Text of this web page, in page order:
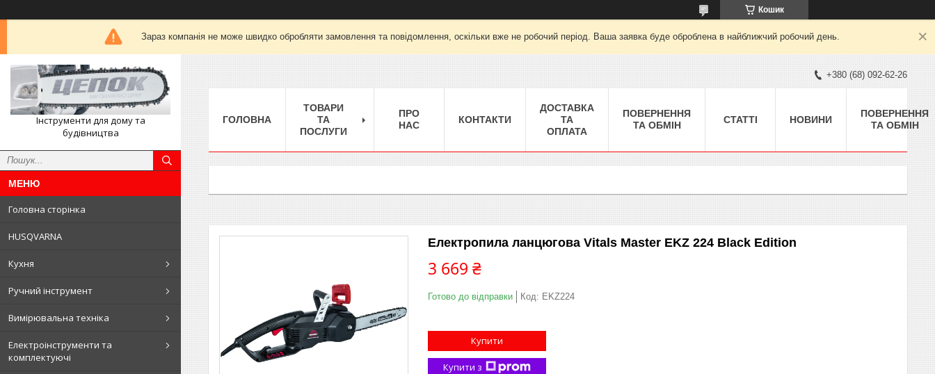
Кошик
Зараз компанія не може швидко обробляти замовлення та повідомлення, оскільки вже не робочий період. Ваша заявка буде оброблена в найближчий робочий день.
Інструменти для дому та
будівництва
Головна сторінка
HUSQVARNA
Кухня
Ручний інструмент
Вимірювальна техніка
Електроінструменти та
комплектуючі
+380 (68) 092-62-26
ГОЛОВНА
ТОВАРИ
ТА
ПОСЛУГИ
ПРО
НАС
КОНТАКТИ
ДОСТАВКА
ТА
ОПЛАТА
ПОВЕРНЕННЯ
ТА ОБМІН
СТАТТІ НОВИНИ
ПОВЕРНЕННЯ
ТА ОБМІН
Електропила ланцюгова Vitals Master EKZ 224 Black Edition
3 669 ₴
Готово до відправки Код: EKZ224
Купити
Купити з